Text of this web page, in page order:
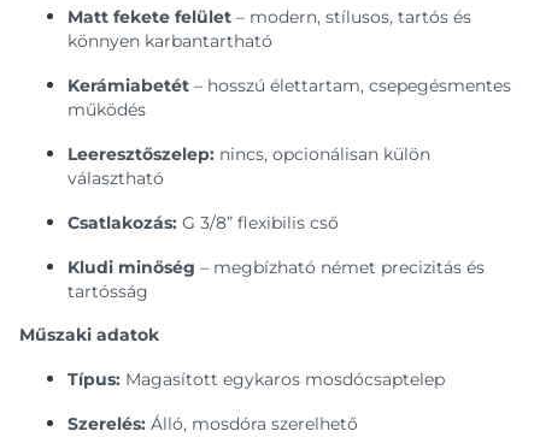
Matt fekete felület – modern, stílusos, tartós és
könnyen karbantartható
Kerámiabetét – hosszú élettartam, csepegésmentes
működés
Leeresztőszelep: nincs, opcionálisan külön
választható
Csatlakozás: G 3/8” flexibilis cső
Kludi minőség – megbízható német precizitás és
tartósság
Műszaki adatok
Típus: Magasított egykaros mosdócsaptelep
Szerelés: Álló, mosdóra szerelhető